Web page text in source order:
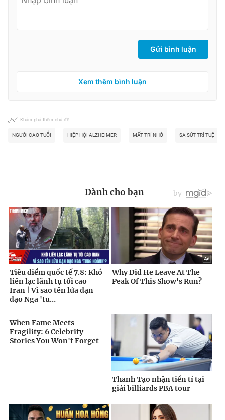
Gửi bình luận
Xem thêm bình luận
Khám phá thêm chủ đề
NGƯỜI CAO TUỔI HIỆP HỘI ALZHEIMER MẤT TRÍ NHỚ SA SÚT TRÍ TUỆ